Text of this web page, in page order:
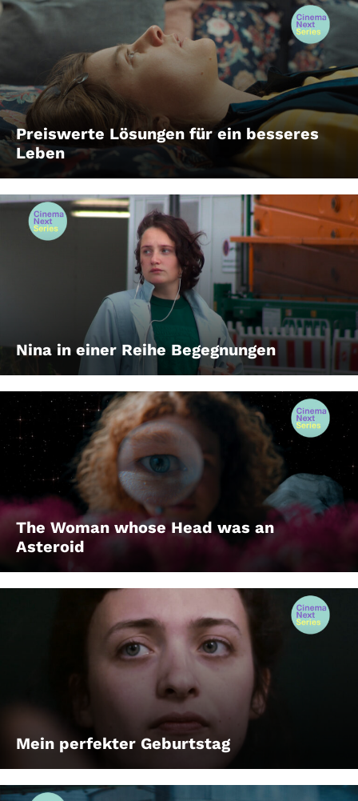
Preiswerte Lösungen für ein besseres
Leben
Nina in einer Reihe Begegnungen
The Woman whose Head was an
Asteroid
Mein perfekter Geburtstag